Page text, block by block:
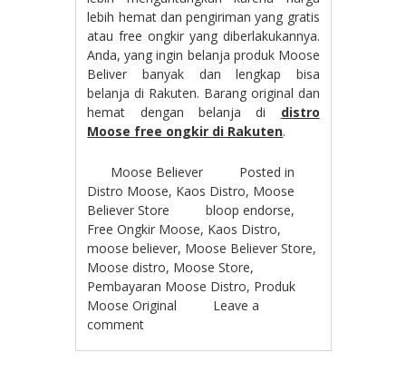
lebih hemat dan pengiriman yang gratis
atau free ongkir yang diberlakukannya.
Anda, yang ingin belanja produk Moose
Beliver banyak dan lengkap bisa
belanja di Rakuten. Barang original dan
hemat dengan belanja di distro
Moose free ongkir di Rakuten.
Moose Believer
Posted in
Distro Moose, Kaos Distro, Moose
Believer Store
bloop endorse,
Free Ongkir Moose, Kaos Distro,
moose believer, Moose Believer Store,
Moose distro, Moose Store,
Pembayaran Moose Distro, Produk
Moose Original
Leave a
comment